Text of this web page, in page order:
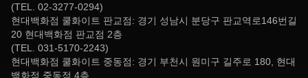
(TEL. 02-3277-0294)
현대백화점 쿨화이트 판교점: 경기 성남시 분당구 판교역로146번길
20 현대백화점 판교점 2층
(TEL. 031-5170-2243)
현대백화점 쿨화이트 중동점: 경기 부천시 원미구 길주로 180, 현대
백화점 중동점 4층